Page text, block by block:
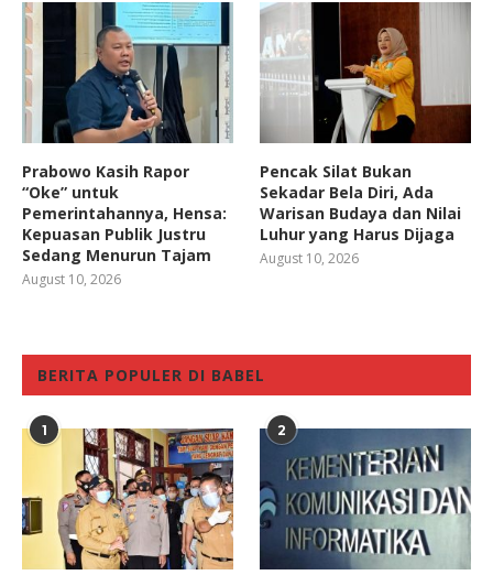
Prabowo Kasih Rapor
“Oke” untuk
Pemerintahannya, Hensa:
Kepuasan Publik Justru
Sedang Menurun Tajam
August 10, 2026
Pencak Silat Bukan
Sekadar Bela Diri, Ada
Warisan Budaya dan Nilai
Luhur yang Harus Dijaga
August 10, 2026
BERITA POPULER DI BABEL
1 2